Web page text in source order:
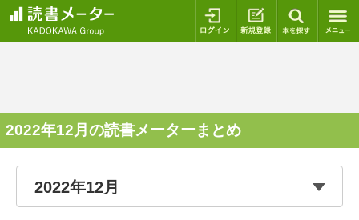
ログイン 新規登録
2022年12月の読書メーターまとめ